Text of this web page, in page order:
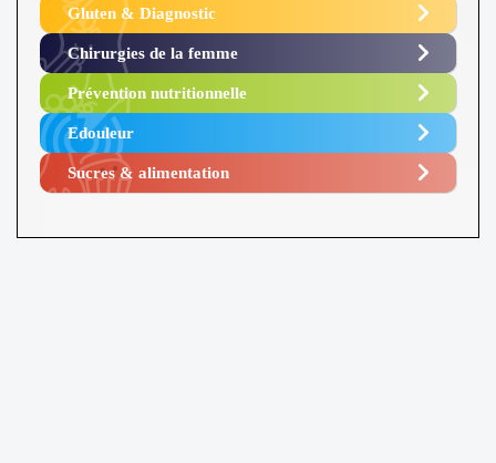
Gluten & Diagnostic
Chirurgies de la femme
Prévention nutritionnelle
Edouleur​
Sucres & alimentation​